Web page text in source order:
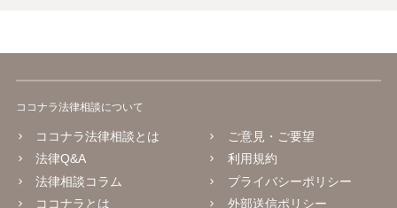
ココナラ法律相談について
ココナラ法律相談とは
法律Q&A
法律相談コラム
ココナラとは
ご意見・ご要望
利用規約
プライバシーポリシー
外部送信ポリシー